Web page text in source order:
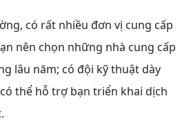
có rất nhiều đơn vị cung cấp
nên chọn những nhà cung cấp
lâu năm; có đội kỹ thuật dày
thể hỗ trợ bạn triển khai dịch